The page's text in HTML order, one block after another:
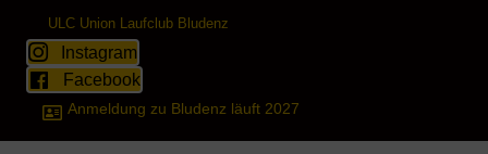
ULC Union Laufclub Bludenz
Instagram
Facebook
Anmeldung zu Bludenz läuft 2027